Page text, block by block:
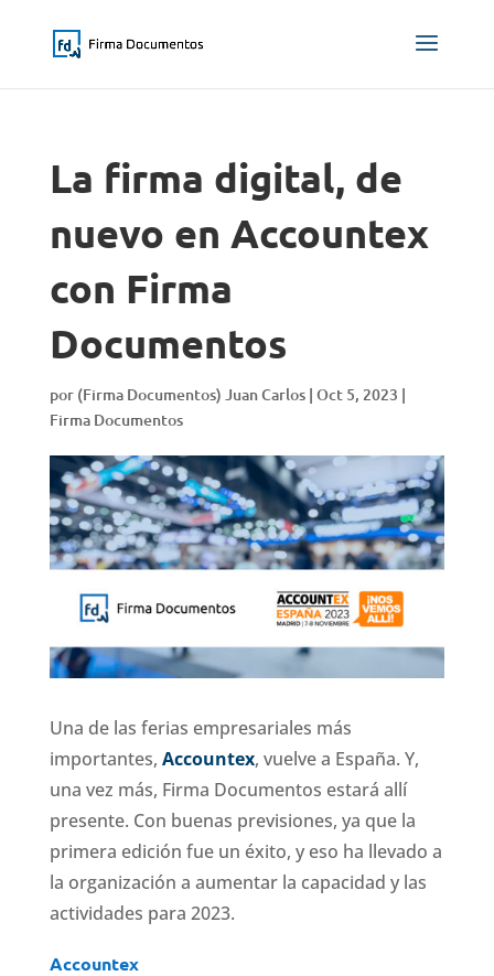
La firma digital, de
nuevo en Accountex
con Firma
Documentos
por (Firma Documentos) Juan Carlos| Oct 5, 2023 |
Firma Documentos
Una de las ferias empresariales más
importantes, Accountex, vuelve a España. Y,
una vez más, Firma Documentos estará allí
presente. Con buenas previsiones, ya que la
primera edición fue un éxito, y eso ha llevado a
la organización a aumentar la capacidad y las
actividades para 2023.
Accountex